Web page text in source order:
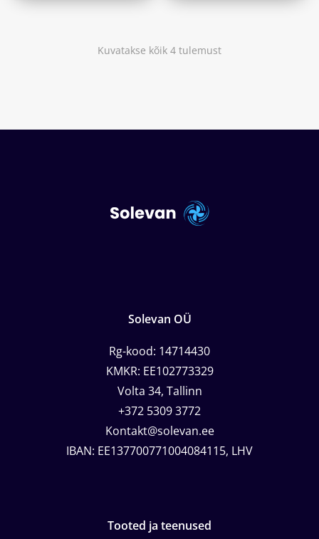
Kuvatakse kõik 4 tulemust
Solevan OÜ
Rg-kood: 14714430
KMKR: EE102773329
Volta 34, Tallinn
+372 5309 3772
Kontakt@solevan.ee
IBAN: EE137700771004084115, LHV
Tooted ja teenused